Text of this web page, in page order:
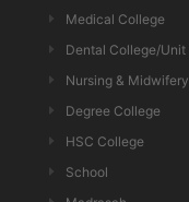
Medical College
Dental College/Unit
Nursing & Midwifery
Degree College
HSC College
School